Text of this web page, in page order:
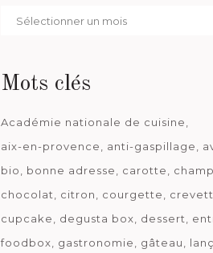
Par
Mots clés
Académie nationale de cuisine
aix-en-provence
anti-gaspillage
bio
bonne adresse carotte
chocolat
citron courgette
cupcake
degusta box dessert
foodbox
gastronomie gâteau